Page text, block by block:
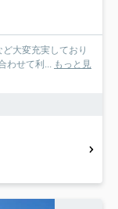
大変充実しており
わせて利... もっと見